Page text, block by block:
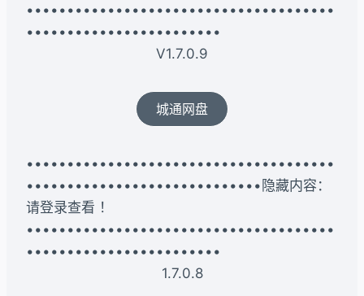
••••••••••••••••••••••••••••••••••••••
••••••••••••••••••••••••
V1.7.0.9
城通网盘
••••••••••••••••••••••••••••••••••••••
•••••••••••••••••••••••••••••隐藏内容：
请登录查看 ！
••••••••••••••••••••••••••••••••••••••
••••••••••••••••••••••••
1.7.0.8